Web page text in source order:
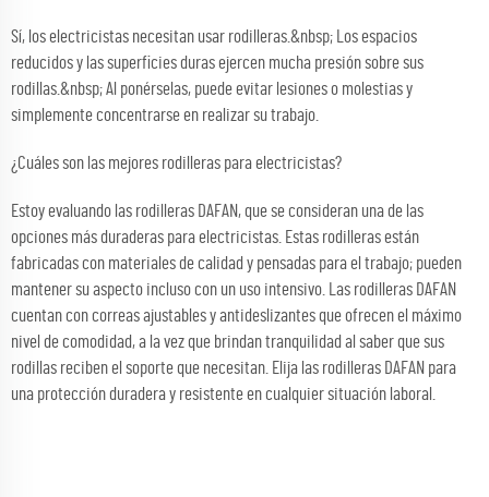
Sí, los electricistas necesitan usar rodilleras.&nbsp; Los espacios
reducidos y las superficies duras ejercen mucha presión sobre sus
rodillas.&nbsp; Al ponérselas, puede evitar lesiones o molestias y
simplemente concentrarse en realizar su trabajo.
¿Cuáles son las mejores rodilleras para electricistas?
Estoy evaluando las rodilleras DAFAN, que se consideran una de las
opciones más duraderas para electricistas. Estas rodilleras están
fabricadas con materiales de calidad y pensadas para el trabajo; pueden
mantener su aspecto incluso con un uso intensivo. Las rodilleras DAFAN
cuentan con correas ajustables y antideslizantes que ofrecen el máximo
nivel de comodidad, a la vez que brindan tranquilidad al saber que sus
rodillas reciben el soporte que necesitan. Elija las rodilleras DAFAN para
una protección duradera y resistente en cualquier situación laboral.